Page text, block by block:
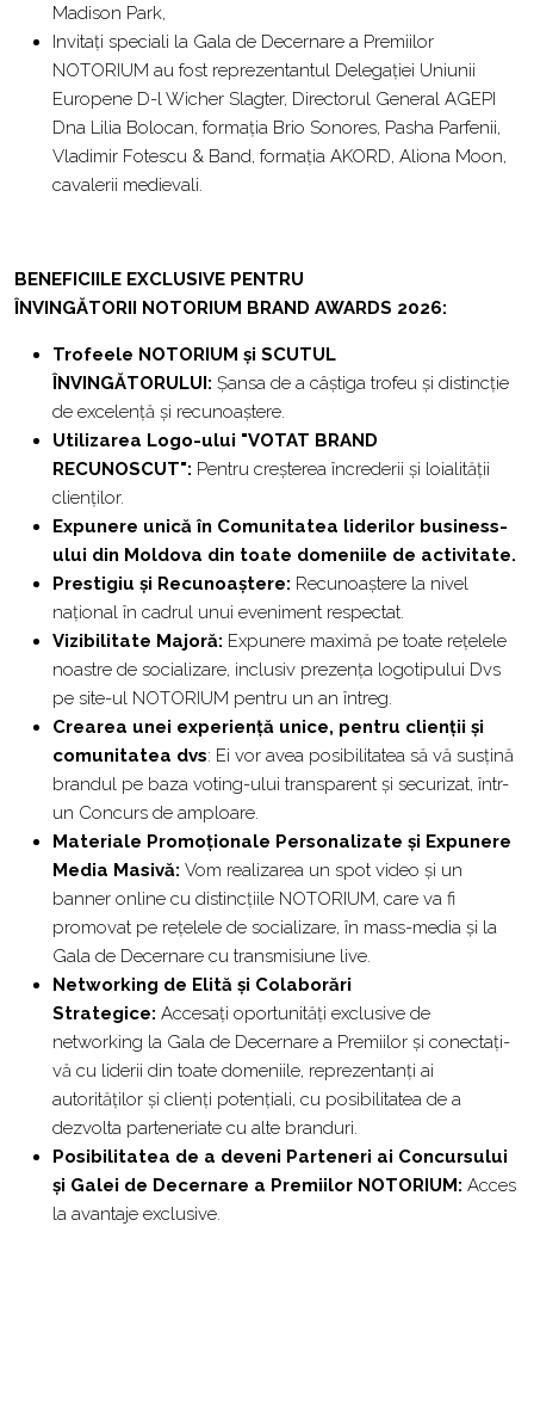
Madison Park,
Invitați speciali la Gala de Decernare a Premiilor
NOTORIUM au fost reprezentantul Delegației Uniunii
Europene D-l Wicher Slagter, Directorul General AGEPI
Dna Lilia Bolocan, formația Brio Sonores, Pasha Parfenii,
Vladimir Fotescu & Band, formația AKORD, Aliona Moon,
cavalerii medievali.
BENEFICIILE EXCLUSIVE PENTRU
ÎNVINGĂTORII NOTORIUM BRAND AWARDS 2026:
Trofeele NOTORIUM și SCUTUL
ÎNVINGĂTORULUI: Șansa de a câștiga trofeu și distincție
de excelență și recunoaștere.
Utilizarea Logo-ului "VOTAT BRAND
RECUNOSCUT": Pentru creșterea încrederii și loialității
clienților.
Expunere unică în Comunitatea liderilor business-
ului din Moldova din toate domeniile de activitate.
Prestigiu și Recunoaștere: Recunoaștere la nivel
național în cadrul unui eveniment respectat.
Vizibilitate Majoră: Expunere maximă pe toate rețelele
noastre de socializare, inclusiv prezența logotipului Dvs
pe site-ul NOTORIUM pentru un an întreg.
Crearea unei experiență unice, pentru clienții și
comunitatea dvs: Ei vor avea posibilitatea să vă susțină
brandul pe baza voting-ului transparent și securizat, într-
un Concurs de amploare.
Materiale Promoționale Personalizate și Expunere
Media Masivă: Vom realizarea un spot video și un
banner online cu distincțiile NOTORIUM, care va fi
promovat pe rețelele de socializare, în mass-media și la
Gala de Decernare cu transmisiune live.
Networking de Elită și Colaborări
Strategice: Accesați oportunități exclusive de
networking la Gala de Decernare a Premiilor și conectați-
vă cu liderii din toate domeniile, reprezentanți ai
autorităților și clienți potențiali, cu posibilitatea de a
dezvolta parteneriate cu alte branduri.
Posibilitatea de a deveni Parteneri ai Concursului
şi Galei de Decernare a Premiilor NOTORIUM: Acces
la avantaje exclusive.